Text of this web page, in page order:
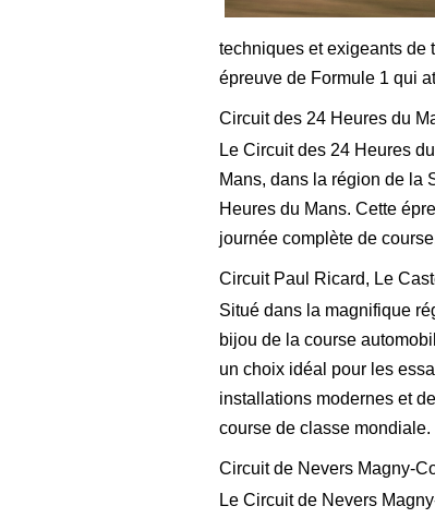
techniques et exigeants de
épreuve de Formule 1 qui
Circuit des 24 Heures du
Le Circuit des 24 Heures
Mans, dans la région de la
Heures du Mans. Cette
journée complète de
Circuit Paul Ricard, Le
Situé dans la magnifique
bijou de la course
un choix idéal pour les
installations modernes et
course de classe mondiale.
Circuit de Nevers Magny-
Le Circuit de Nevers